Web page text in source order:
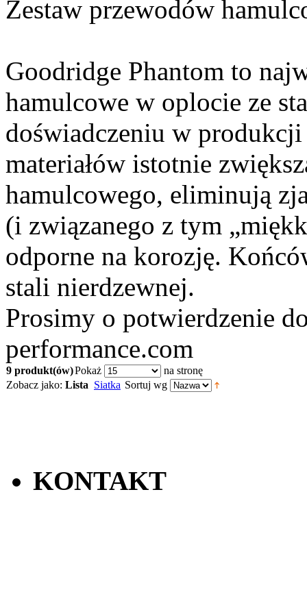
Zestaw przewodów
Goodridge Phantom to
hamulcowe w oplocie ze
doświadczeniu w
materiałów istotnie
hamulcowego, eliminują
(i związanego z tym
odporne na korozję.
stali nierdzewnej.
Prosimy o potwierdzenie
performance.com
9 produkt(ów)Pokaż
na stronę
Zobacz jako: Lista Siatka Sortuj wg
KONTAKT